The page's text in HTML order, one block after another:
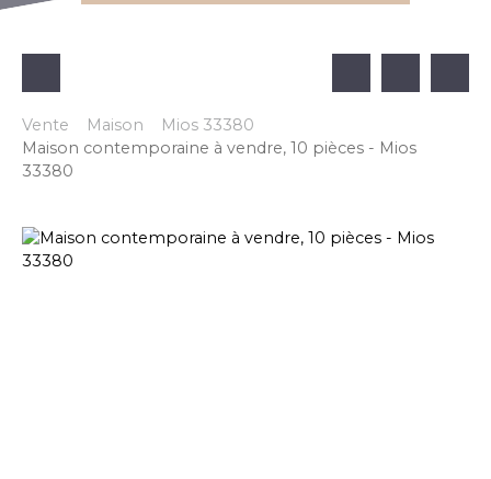
Vente Maison
Mios 33380
Maison contemporaine à vendre, 10 pièces - Mios
33380